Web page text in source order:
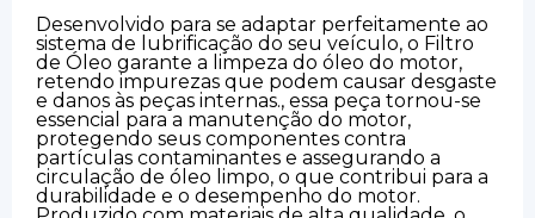
Desenvolvido para se adaptar perfeitamente ao
sistema de lubrificação do seu veículo, o Filtro
de Óleo garante a limpeza do óleo do motor,
retendo impurezas que podem causar desgaste
e danos às peças internas., essa peça tornou-se
essencial para a manutenção do motor,
protegendo seus componentes contra
partículas contaminantes e assegurando a
circulação de óleo limpo, o que contribui para a
durabilidade e o desempenho do motor.